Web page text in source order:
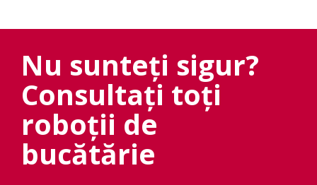
Nu sunteți sigur?
Consultați toți
roboții de
bucătărie